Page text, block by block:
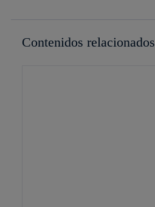
Contenidos relacionados